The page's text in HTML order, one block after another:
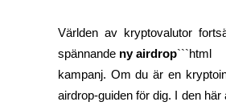
Världen av kryptovalutor
spännande ny airdrop```html
kampanj. Om du är en
airdrop-guiden för dig. I den